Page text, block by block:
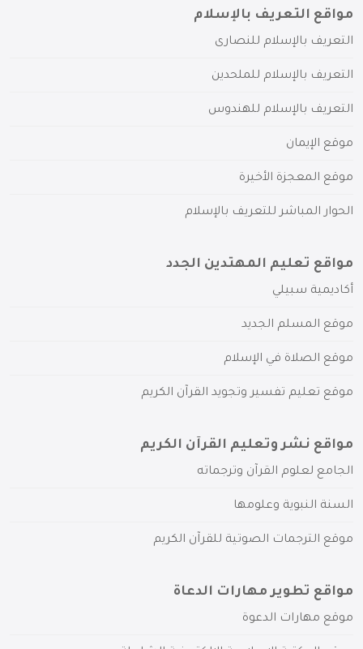
مواقع التعريف بالإسلام
التعريف بالإسلام للنصارى
التعريف بالإسلام للملحدين
التعريف بالإسلام للهندوس
موقع الإيمان
موقع المعجزة الأخيرة
الحوار المباشر للتعريف بالإسلام
مواقع تعليم المهتدين الجدد
أكاديمية سبيلي
موقع المسلم الجديد
موقع الصلاة في الإسلام
موقع تعليم تفسير وتجويد القرآن الكريم
مواقع نشر وتعليم القرآن الكريم
الجامع لعلوم القرآن وترجماته
السنة النبوية وعلومها
موقع الترجمات الصوتية للقرآن الكريم
مواقع تطوير مهارات الدعاة
موقع مهارات الدعوة